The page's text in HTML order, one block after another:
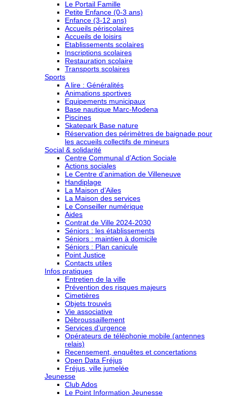
Le Portail Famille
Petite Enfance (0-3 ans)
Enfance (3-12 ans)
Accueils périscolaires
Accueils de loisirs
Etablissements scolaires
Inscriptions scolaires
Restauration scolaire
Transports scolaires
Sports
A lire : Généralités
Animations sportives
Equipements municipaux
Base nautique Marc-Modena
Piscines
Skatepark Base nature
Réservation des périmètres de baignade pour
les accueils collectifs de mineurs
Social & solidarité
Centre Communal d’Action Sociale
Actions sociales
Le Centre d’animation de Villeneuve
Handiplage
La Maison d’Ailes
La Maison des services
Le Conseiller numérique
Aides
Contrat de Ville 2024-2030
Séniors : les établissements
Séniors : maintien à domicile
Séniors : Plan canicule
Point Justice
Contacts utiles
Infos pratiques
Entretien de la ville
Prévention des risques majeurs
Cimetières
Objets trouvés
Vie associative
Débroussaillement
Services d’urgence
Opérateurs de téléphonie mobile (antennes
relais)
Recensement, enquêtes et concertations
Open Data Fréjus
Fréjus, ville jumelée
Jeunesse
Club Ados
Le Point Information Jeunesse